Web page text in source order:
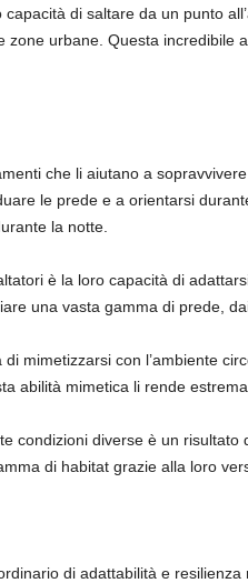
di saltare da un punto
urbane. Questa
che li aiutano a
le prede e a orientarsi
la notte.
è la loro capacità di
una vasta gamma di prede,
mimetizzarsi con l’ambiente
abilità mimetica li rende
condizioni diverse è un
di habitat grazie alla loro
di adattabilità e